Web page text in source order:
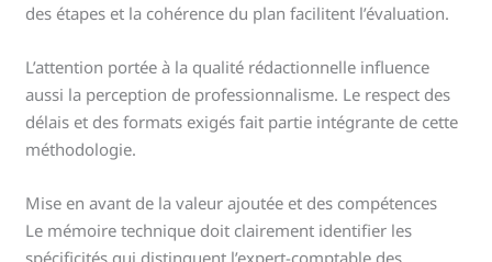
des étapes et la cohérence du plan facilitent l’évaluation.
L’attention portée à la qualité rédactionnelle influence
aussi la perception de professionnalisme. Le respect des
délais et des formats exigés fait partie intégrante de cette
méthodologie.
Mise en avant de la valeur ajoutée et des compétences
Le mémoire technique doit clairement identifier les
spécificités qui distinguent l’expert-comptable des